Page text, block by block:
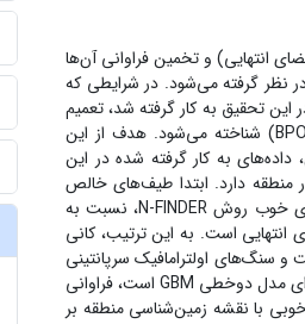
انتهایی) و تخمین فراوانی آن‌ها
گرفته می‌شود. در شرایطی که
تحقیق به کار گرفته شد، تعمیم
و بهبود یافته مدل‌های دوخطی ناسیمنتو و فان است که با عنوان مدل اختلاط دوخطی تعمیم یافته (BPOGM) شناخته می‌شود. هدف از این
داده‌های به کار گرفته شده در این
دارد. ابتدا طیف‌های خالص
موجود به وسیله روش N-FINDR که سازگاری خوبی با مدل‌های دوخطی دارد، استخراج شد. علاوه بر سازگاری خوب روش N-FINDER، نسبت به
است. به این ترتیب، کانی
و سنگ‌های اولترامافیک سرپانتینی
شده)، کلریت (نماینده گروه کلریت) و کوارتز شناسایی شد. سپس با استفاده از روش BPOGM که روش حلی برای مدل دوخطی GBM است، فراوانی
با نقشه زمین‌شناسی منطقه بر